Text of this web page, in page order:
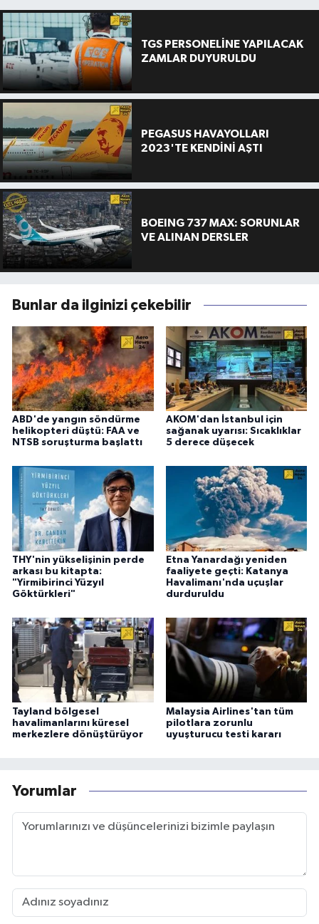
TGS PERSONELİNE YAPILACAK
ZAMLAR DUYURULDU
PEGASUS HAVAYOLLARI
2023'TE KENDİNİ AŞTI
BOEING 737 MAX: SORUNLAR
VE ALINAN DERSLER
Bunlar da ilginizi çekebilir
ABD'de yangın söndürme
helikopteri düştü: FAA ve
NTSB soruşturma başlattı
AKOM'dan İstanbul için
sağanak uyarısı: Sıcaklıklar
5 derece düşecek
THY'nin yükselişinin perde
arkası bu kitapta:
"Yirmibirinci Yüzyıl
Göktürkleri"
Etna Yanardağı yeniden
faaliyete geçti: Katanya
Havalimanı'nda uçuşlar
durduruldu
Tayland bölgesel
havalimanlarını küresel
merkezlere dönüştürüyor
Malaysia Airlines'tan tüm
pilotlara zorunlu
uyuşturucu testi kararı
Yorumlar